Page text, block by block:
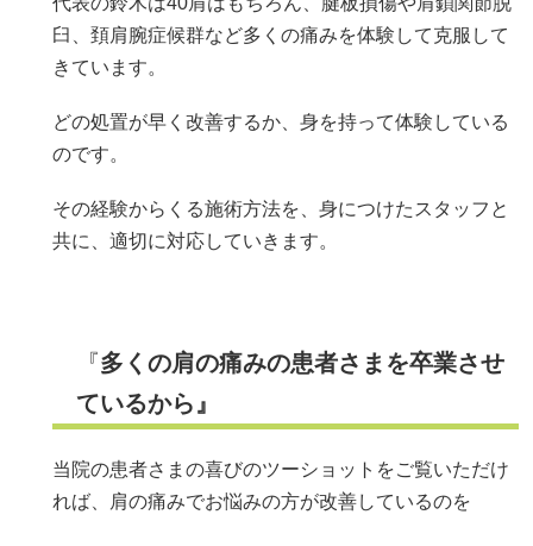
臼、頚肩腕症候群など多くの痛みを体験して克服して
きています。
どの処置が早く改善するか、身を持って体験している
のです。
その経験からくる施術方法を、身につけたスタッフと
共に、適切に対応していきます。
『多くの肩の痛みの患者さまを卒業させ
ているから』
当院の患者さまの喜びのツーショットをご覧いただけ
れば、肩の痛みでお悩みの方が改善しているのを